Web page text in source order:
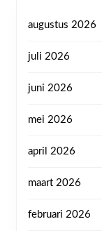
augustus 2026
juli 2026
juni 2026
mei 2026
april 2026
maart 2026
februari 2026